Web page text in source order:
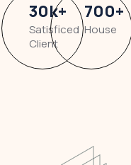
30k+
Satisficed
Client
700+
House